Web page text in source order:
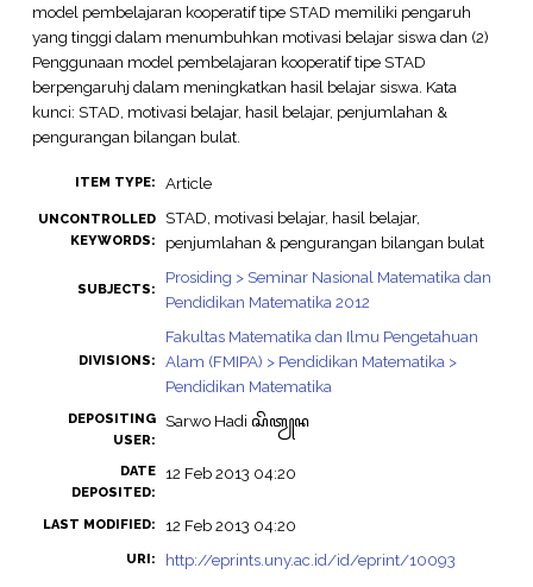
model pembelajaran kooperatif tipe STAD memiliki pengaruh
yang tinggi dalam menumbuhkan motivasi belajar siswa dan (2)
Penggunaan model pembelajaran kooperatif tipe STAD
berpengaruhj dalam meningkatkan hasil belajar siswa. Kata
kunci: STAD, motivasi belajar, hasil belajar, penjumlahan &
pengurangan bilangan bulat.
ITEM TYPE: Article
UNCONTROLLED
KEYWORDS:
STAD, motivasi belajar, hasil belajar,
penjumlahan & pengurangan bilangan bulat
SUBJECTS:
Prosiding > Seminar Nasional Matematika dan
Pendidikan Matematika 2012
DIVISIONS:
Fakultas Matematika dan Ilmu Pengetahuan
Alam (FMIPA) > Pendidikan Matematika >
Pendidikan Matematika
DEPOSITING
USER:
Sarwo Hadi ꦱꦼꦠꦾꦤ
DATE
DEPOSITED:
12 Feb 2013 04:20
LAST MODIFIED: 12 Feb 2013 04:20
URI: http://eprints.uny.ac.id/id/eprint/10093